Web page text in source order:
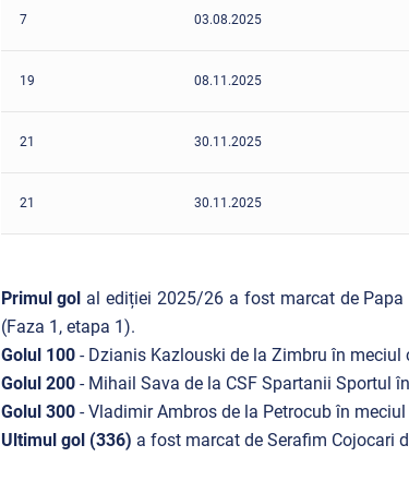
7 03.08.2025
19 08.11.2025
21 30.11.2025
21 30.11.2025
Primul gol al ediției 2025/26 a fost marcat de
(Faza 1, etapa 1).
Golul 100- Dzianis Kazlouski de la Zimbru în meciul
Golul 200- Mihail Sava de la CSF Spartanii Sportul
Golul 300- Vladimir Ambros de la Petrocub în
Ultimul gol (336) a fost marcat de Serafim Cojocari